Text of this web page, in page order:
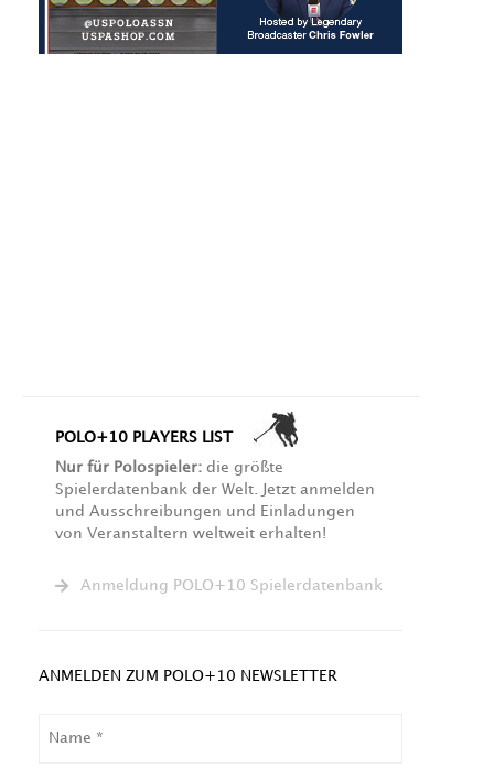
POLO+10 PLAYERS LIST
Nur für Polospieler: die größte
Spielerdatenbank der Welt. Jetzt anmelden
und Ausschreibungen und Einladungen
von Veranstaltern weltweit erhalten!
Anmeldung POLO+10 Spielerdatenbank
ANMELDEN ZUM POLO+10 NEWSLETTER